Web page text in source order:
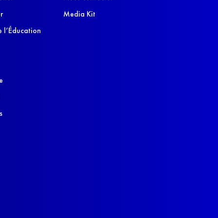
Personnalisez vos préférences pour
l’Éducation
Media Kit